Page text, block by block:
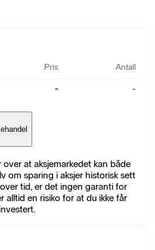
Pris Antall
- -
at aksjemarkedet kan både
om sparing i aksjer historisk sett
tid, er det ingen garanti for
alltid en risiko for at du ikke får